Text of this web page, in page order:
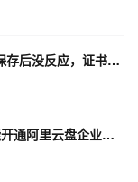
在阿里云网盘与相册中云盘企业版换ssl证书保存后没反应，证书也没更换成功，如何解决？
阿里云网盘与相册个人实名认证的账号是否能开通阿里云盘企业版？